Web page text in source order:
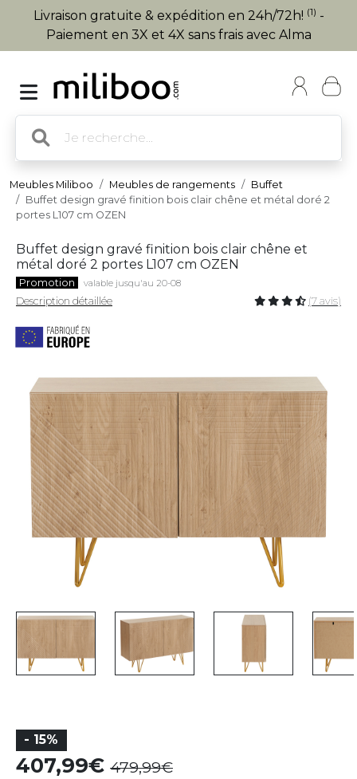
Livraison gratuite & expédition en 24h/72h! (1) -
Paiement en 3X et 4X sans frais avec Alma
Meubles Miliboo Meubles de rangements
Buffet
Buffet design gravé finition bois clair chêne et métal doré 2
portes L107 cm OZEN
Buffet design gravé finition bois clair chêne et
métal doré 2 portes L107 cm OZEN
Promotion valable jusqu'au 20-08
Description détaillée (7 avis)
- 15%
407,99 479,99